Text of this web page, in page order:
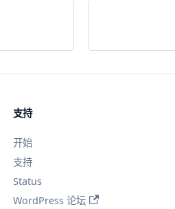
支持
开始
支持
Status
WordPress 论坛